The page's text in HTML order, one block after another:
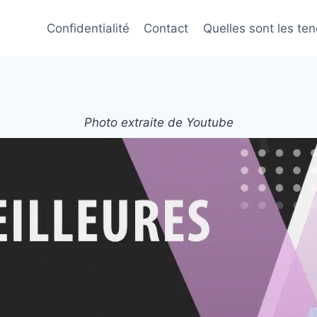
Confidentialité Contact Quelles sont les
Photo extraite de Youtube